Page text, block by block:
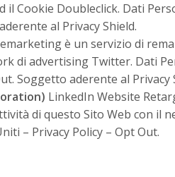
Cookie Doubleclick. Dati
al Privacy Shield.
è un servizio di
di advertising Twitter. Dati
. Soggetto aderente al Privacy
LinkedIn Website
di questo Sito Web con il
– Privacy Policy – Opt Out.